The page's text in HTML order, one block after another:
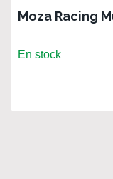
Moza Racing
En stock